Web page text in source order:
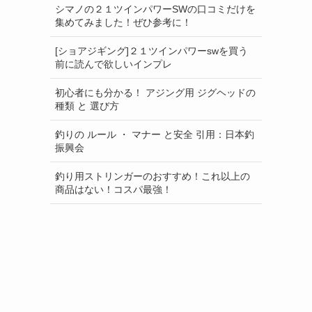
シマノの２１ツインパワーSWの口コミだけを
集めてみました！ぜひ参考に！
[ショアジギング]２１ツインパワーswを買う
前に読んで欲しいインプレ
初心者にも分かる！ アジング用 ジグヘッドの
種類 と 選び方
釣りの ルール ・ マナー と安全 引用：日本釣
振興会
釣り用ストリンガーのおすすめ！これ以上の
商品はない！コスパ最強！